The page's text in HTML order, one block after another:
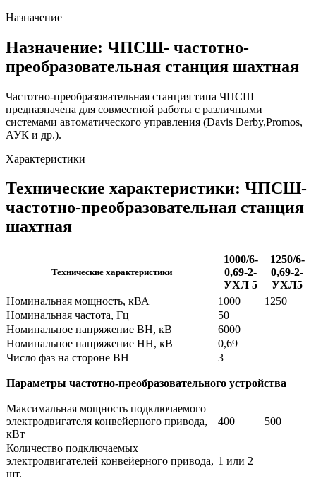
Назначение
Назначение: ЧПСШ- частотно-
преобразовательная станция шахтная
Частотно-преобразовательная станция типа ЧПСШ
предназначена для совместной работы с различными
системами автоматического управления (Davis Derby,Promos,
АУК и др.).
Характеристики
Технические характеристики: ЧПСШ-
частотно-преобразовательная станция
шахтная
Технические характеристики
1000/6-
0,69-2-
УХЛ 5
1250/6-
0,69-2-
УХЛ5
Номинальная мощность, кВА
1000
1250
Номинальная частота, Гц
50
Номинальное напряжение ВН, кВ
6000
Номинальное напряжение НН, кВ
0,69
Число фаз на стороне ВН
3
Параметры частотно-преобразовательного устройства
Максимальная мощность подключаемого
электродвигателя конвейерного привода,
кВт
400 500
Количество подключаемых
электродвигателей конвейерного привода,
шт.
1 или 2